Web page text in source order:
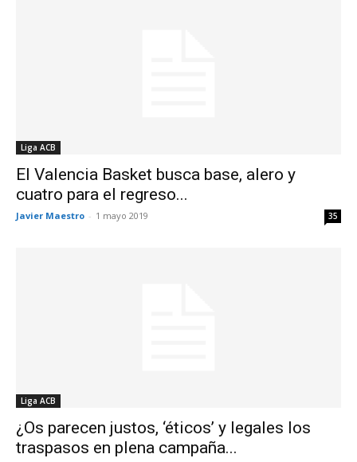
Liga ACB
El Valencia Basket busca base, alero y
cuatro para el regreso...
Javier Maestro - 1 mayo 2019 35
Liga ACB
¿Os parecen justos, ‘éticos’ y legales los
traspasos en plena campaña...